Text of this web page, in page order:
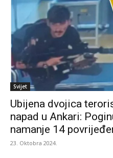
Svijet
Ubijena dvojica
napad u Ankari:
namanje 14
23. Oktobra 2024.